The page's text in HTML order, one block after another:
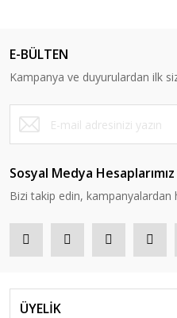
E-BÜLTEN
Kampanya ve duyurulardan ilk
Sosyal Medya Hesaplarımız
Bizi takip edin, kampanyalardan
ÜYELİK